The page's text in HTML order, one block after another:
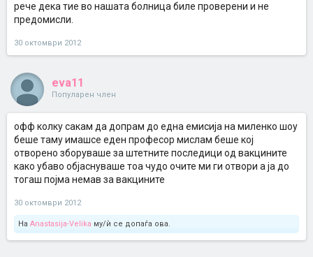
рече дека тие во нашата болница биле проверени и не
предомисли.
30 октомври 2012
eva11
Популарен член
oфф колку сакам да допрам до една емисија на миленко шоу
беше таму имашсе еден професор мислам беше кој
отворено зборуваше за штетните последици од вакцините
како убаво објаснуваше тоа чудо очите ми ги отвори а ја до
тогаш појма немав за вакцините
30 октомври 2012
На Anastasija-Velika му/ѝ се допаѓа ова.